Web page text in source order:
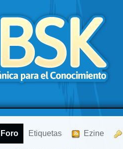
Foro Etiquetas Ezine